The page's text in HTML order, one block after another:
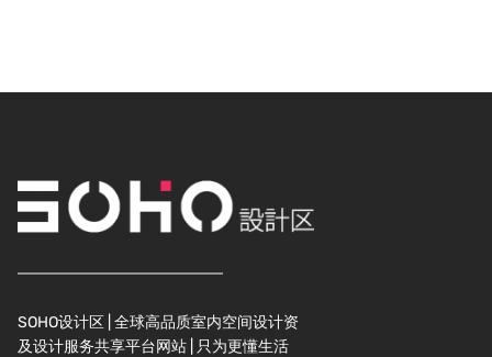
SOHO设计区 | 全球高品质室内空间设计资
及设计服务共享平台网站 | 只为更懂生活